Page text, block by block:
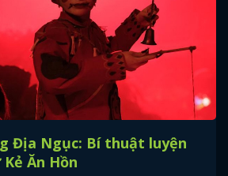
Địa Ngục: Bí thuật luyện
Ăn Hồn